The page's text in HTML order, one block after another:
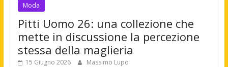
Moda
Pitti Uomo 26: una collezione che
mette in discussione la percezione
stessa della maglieria
15 Giugno 2026 Massimo Lupo